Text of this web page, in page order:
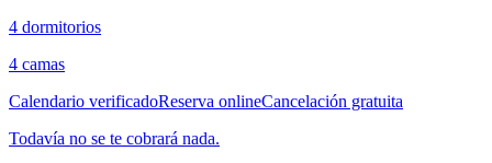
4 dormitorios
4 camas
Calendario verificadoReserva onlineCancelación gratuita
Todavía no se te cobrará nada.